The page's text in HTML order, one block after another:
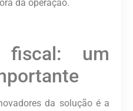
da operação.
fiscal: um
da solução é a